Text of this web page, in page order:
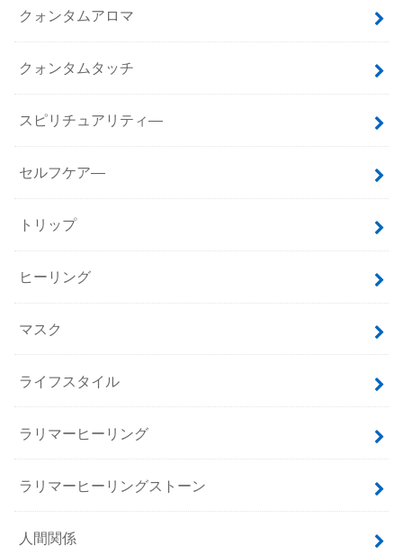
クォンタムアロマ
クォンタムタッチ
スピリチュアリティ―
セルフケア―
トリップ
ヒーリング
マスク
ライフスタイル
ラリマーヒーリング
ラリマーヒーリングストーン
人間関係